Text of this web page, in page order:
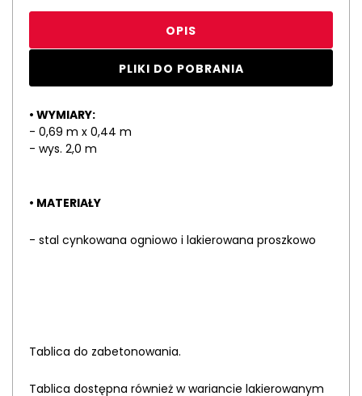
OPIS
PLIKI DO POBRANIA
• WYMIARY:
- 0,69 m x 0,44 m
- wys. 2,0 m
• MATERIAŁY
- stal cynkowana ogniowo i lakierowana proszkowo
Tablica do zabetonowania.
Tablica dostępna również w wariancie lakierowanym